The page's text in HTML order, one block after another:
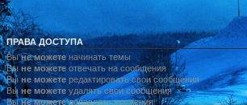
ПРАВА ДОСТУПА
Выне можетеначинать темы
Вы не можетеотвечать на сообщения
Выне можете редактировать свои сообщения
Выне можете удалять свои сообщения
Выне можетедобавлять вложения